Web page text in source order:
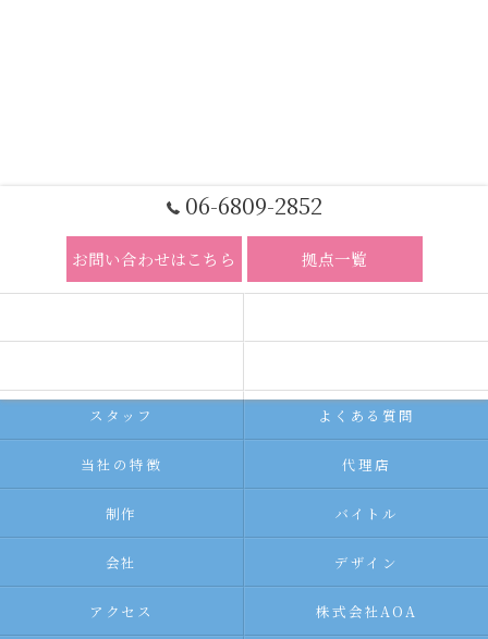
06-6809-2852
お問い合わせはこちら 拠点一覧
スタッフ よくある質問
当社の特徴 代理店
制作 バイトル
会社 デザイン
アクセス 株式会社AOA